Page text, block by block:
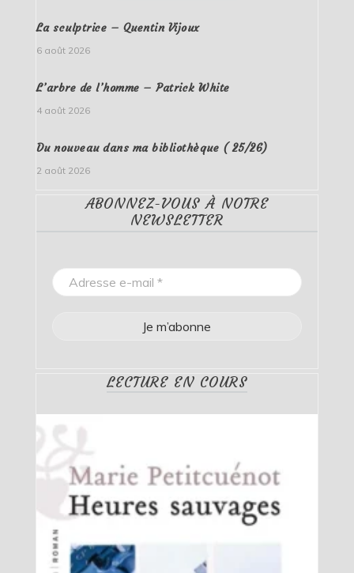
La sculptrice – Quentin Vijoux
6 août 2026
L’arbre de l’homme – Patrick White
4 août 2026
Du nouveau dans ma bibliothèque ( 25/26)
2 août 2026
ABONNEZ-VOUS À NOTRE
NEWSLETTER
LECTURE EN COURS